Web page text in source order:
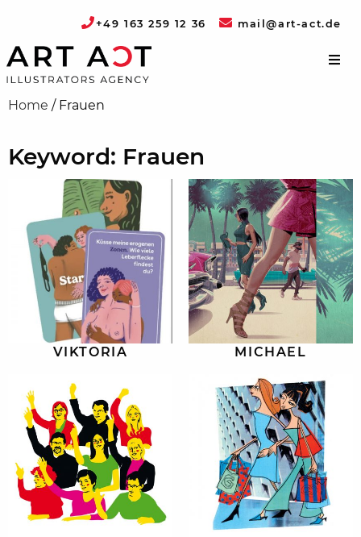
+49 163 259 12 36 mail@art-act.de
Home / Frauen
Keyword: Frauen
VIKTORIA MICHAEL